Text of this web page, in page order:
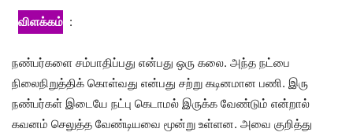
விளக்கம் :
நண்பர்களை சம்பாதிப்பது என்பது ஒரு கலை. அந்த நட்பை
நிலைநிறுத்திக் கொள்வது என்பது சற்று கடினமான பணி. இரு
நண்பர்கள் இடையே நட்பு கெடாமல் இருக்க வேண்டும் என்றால்
கவனம் செலுத்த வேண்டியவை மூன்று உள்ளன. அவை குறித்து